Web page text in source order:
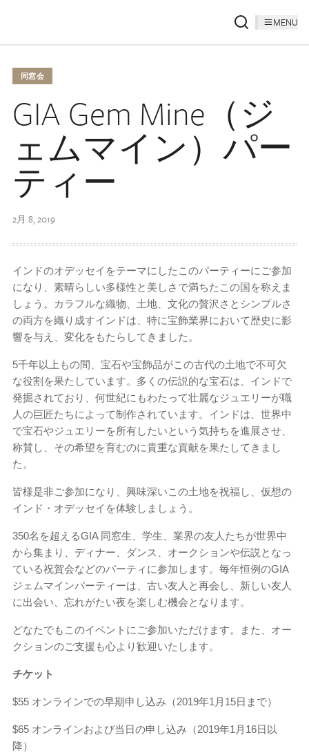
MENU
同窓会
GIA Gem Mine（ジ
ェムマイン）パー
ティー
2月 8, 2019
インドのオデッセイをテーマにしたこのパーティーにご参加
になり、素晴らしい多様性と美しさで満ちたこの国を称えま
しょう。カラフルな織物、土地、文化の贅沢さとシンプルさ
の両方を織り成すインドは、特に宝飾業界において歴史に影
響を与え、変化をもたらしてきました。
5千年以上もの間、宝石や宝飾品がこの古代の土地で不可欠
な役割を果たしています。多くの伝説的な宝石は、インドで
発掘されており、何世紀にもわたって壮麗なジュエリーが職
人の巨匠たちによって制作されています。インドは、世界中
で宝石やジュエリーを所有したいという気持ちを進展させ、
称賛し、その希望を育むのに貴重な貢献を果たしてきまし
た。
皆様是非ご参加になり、興味深いこの土地を祝福し、仮想の
インド・オデッセイを体験しましょう。
350名を超えるGIA 同窓生、学生、業界の友人たちが世界中
から集まり、ディナー、ダンス、オークションや伝説となっ
ている祝賀会などのパーティに参加します。毎年恒例のGIA
ジェムマインパーティーは、古い友人と再会し、新しい友人
に出会い、忘れがたい夜を楽しむ機会となります。
どなたでもこのイベントにご参加いただけます。また、オー
クションのご支援も心より歓迎いたします。
チケット
$55 オンラインでの早期申し込み（2019年1月15日まで）
$65 オンラインおよび当日の申し込み（2019年1月16日以
降）